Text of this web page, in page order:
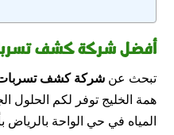
أفضل شركة كشف
تبحث عن شركة كشف تسربات
همة الخليج توفر لكم الحلول
المياه في حي الواحة بالرياض